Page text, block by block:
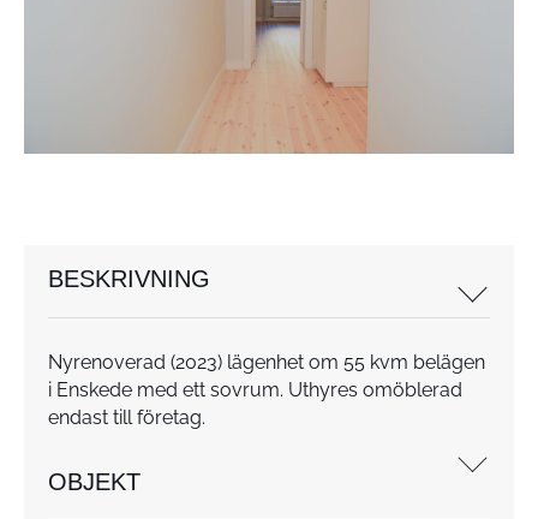
BESKRIVNING
Nyrenoverad (2023) lägenhet om 55 kvm belägen
i Enskede med ett sovrum. Uthyres omöblerad
endast till företag.
OBJEKT